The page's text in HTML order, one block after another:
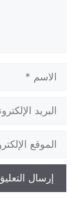
الاسم
البريد
الإلكتروني
الموقع
الإلكتروني